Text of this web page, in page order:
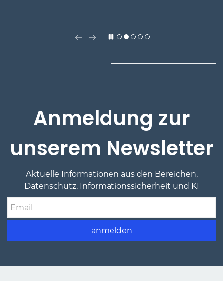
Anmeldung zur
unserem Newsletter
Aktuelle Informationen aus den Bereichen,
Datenschutz, Informationssicherheit und KI
anmelden